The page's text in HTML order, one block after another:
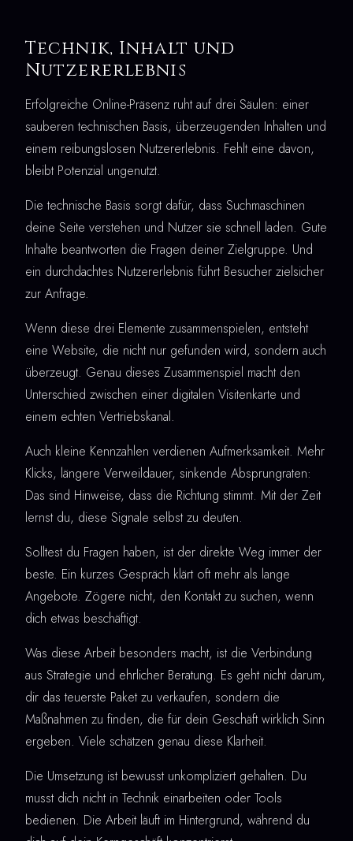
Technik, Inhalt und
Nutzererlebnis
Erfolgreiche Online-Präsenz ruht auf drei Säulen: einer
sauberen technischen Basis, überzeugenden Inhalten und
einem reibungslosen Nutzererlebnis. Fehlt eine davon,
bleibt Potenzial ungenutzt.
Die technische Basis sorgt dafür, dass Suchmaschinen
deine Seite verstehen und Nutzer sie schnell laden. Gute
Inhalte beantworten die Fragen deiner Zielgruppe. Und
ein durchdachtes Nutzererlebnis führt Besucher zielsicher
zur Anfrage.
Wenn diese drei Elemente zusammenspielen, entsteht
eine Website, die nicht nur gefunden wird, sondern auch
überzeugt. Genau dieses Zusammenspiel macht den
Unterschied zwischen einer digitalen Visitenkarte und
einem echten Vertriebskanal.
Auch kleine Kennzahlen verdienen Aufmerksamkeit. Mehr
Klicks, längere Verweildauer, sinkende Absprungraten:
Das sind Hinweise, dass die Richtung stimmt. Mit der Zeit
lernst du, diese Signale selbst zu deuten.
Solltest du Fragen haben, ist der direkte Weg immer der
beste. Ein kurzes Gespräch klärt oft mehr als lange
Angebote. Zögere nicht, den Kontakt zu suchen, wenn
dich etwas beschäftigt.
Was diese Arbeit besonders macht, ist die Verbindung
aus Strategie und ehrlicher Beratung. Es geht nicht darum,
dir das teuerste Paket zu verkaufen, sondern die
Maßnahmen zu finden, die für dein Geschäft wirklich Sinn
ergeben. Viele schätzen genau diese Klarheit.
Die Umsetzung ist bewusst unkompliziert gehalten. Du
musst dich nicht in Technik einarbeiten oder Tools
bedienen. Die Arbeit läuft im Hintergrund, während du